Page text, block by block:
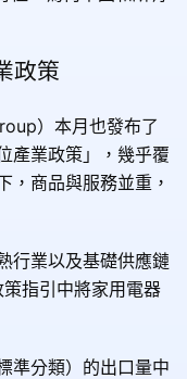
政策
）本月也發布了
產業政策」，幾乎覆
，商品與服務並重，
行業以及基礎供應鏈
指引中將家用電器
準分類）的出口量中